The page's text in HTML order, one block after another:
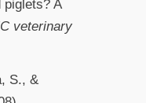
A
veterinary
S., &